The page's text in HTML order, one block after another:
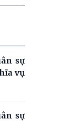
sự
vụ
sự